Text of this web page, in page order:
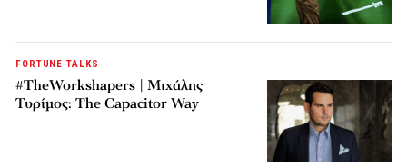
FORTUNE TALKS
#TheWorkshapers | Μιχάλης
Τυρίμος: The Capacitor Way